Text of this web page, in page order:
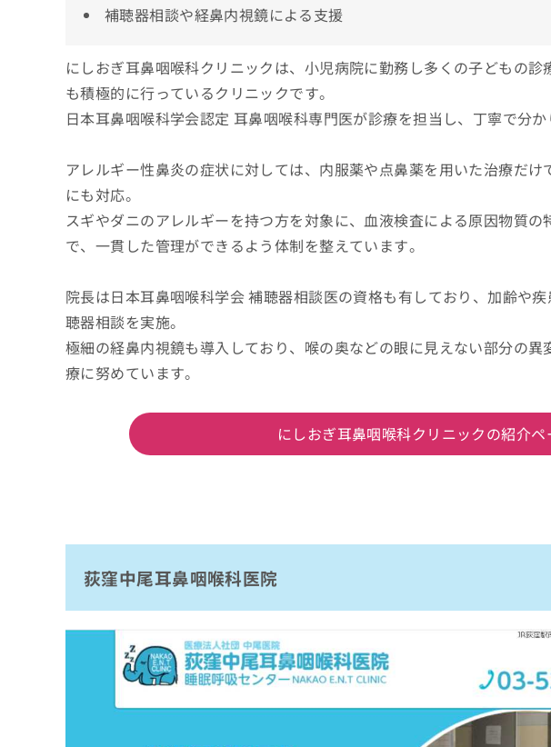
補聴器相談や経鼻内視鏡による支援
にしおぎ耳鼻咽喉科クリニックは、小児病院に勤務し多くの子どもの
も積極的に行っているクリニックです。
日本耳鼻咽喉科学会認定 耳鼻咽喉科専門医が診療を担当し、丁寧で分か
アレルギー性鼻炎の症状に対しては、内服薬や点鼻薬を用いた治療だ
にも対応。
スギやダニのアレルギーを持つ方を対象に、血液検査による原因物質
で、一貫した管理ができるよう体制を整えています。
院長は日本耳鼻咽喉科学会 補聴器相談医の資格も有しており、加齢や
聴器相談を実施。
極細の経鼻内視鏡も導入しており、喉の奥などの眼に見えない部分の
療に努めています。
にしおぎ耳鼻咽喉科クリニックの紹介ペ
荻窪中尾耳鼻咽喉科医院